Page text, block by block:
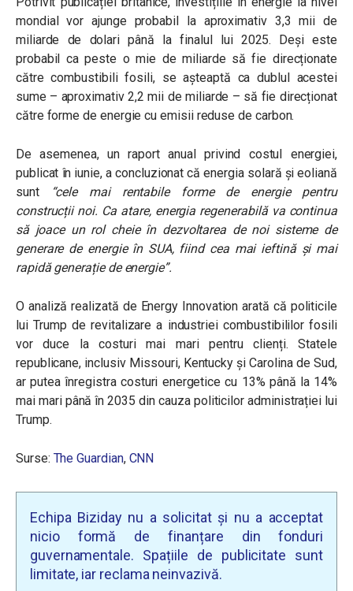
mondial vor ajunge probabil la aproximativ 3,3 mii de
miliarde de dolari până la finalul lui 2025. Deși este
probabil ca peste o mie de miliarde să fie direcționate
către combustibili fosili, se așteaptă ca dublul acestei
sume – aproximativ 2,2 mii de miliarde – să fie direcționat
către forme de energie cu emisii reduse de carbon.
De asemenea, un raport anual privind costul energiei,
publicat în iunie, a concluzionat că energia solară și eoliană
sunt
“cele mai rentabile forme de energie pentru
construcții noi. Ca atare, energia regenerabilă va continua
să joace un rol cheie în dezvoltarea de noi sisteme de
generare de energie în SUA, fiind cea mai ieftină și mai
rapidă generație de energie”.
O analiză realizată de Energy Innovation arată că politicile
lui Trump de revitalizare a industriei combustibililor fosili
vor duce la costuri mai mari pentru clienți. Statele
republicane, inclusiv Missouri, Kentucky și Carolina de Sud,
ar putea înregistra costuri energetice cu 13% până la 14%
mai mari până în 2035 din cauza politicilor administrației lui
Trump.
Surse: The Guardian, CNN
Echipa Biziday nu a solicitat și nu a acceptat
nicio formă de finanțare din fonduri
guvernamentale. Spațiile de publicitate sunt
limitate, iar reclama neinvazivă.